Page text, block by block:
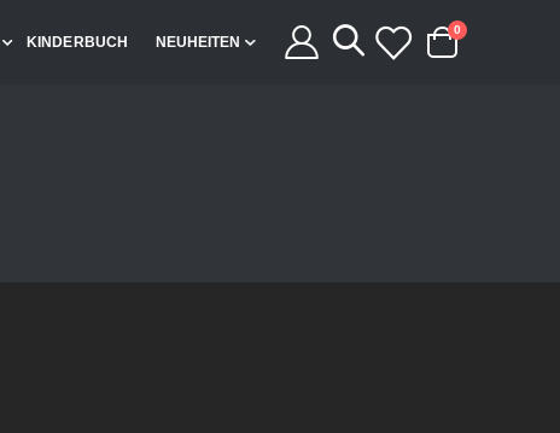
KINDERBUCH NEUHEITEN
Cart
0 Artikel